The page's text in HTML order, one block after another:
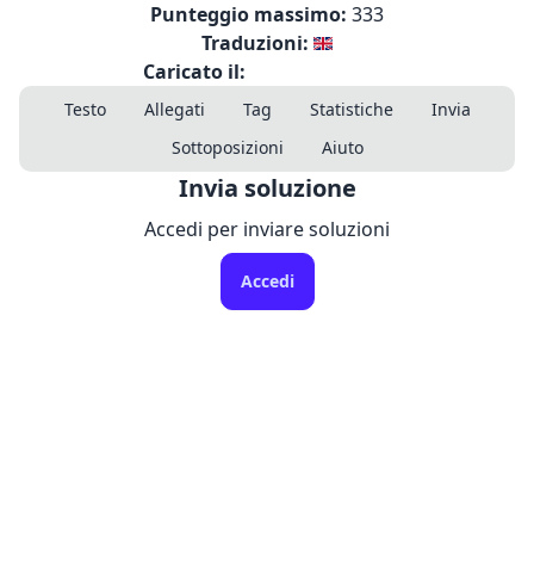
Punteggio massimo: 333
Traduzioni:
Caricato il:
Testo Allegati Tag Statistiche
Invia
Sottoposizioni
Aiuto
Invia soluzione
Accedi per inviare soluzioni
Accedi